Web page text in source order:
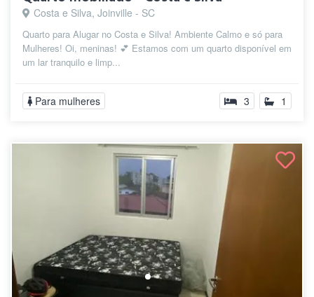
Costa e Silva, Joinville - SC
Quarto para Alugar no Costa e Silva! Ambiente Calmo e só para
Mulheres! Oi, meninas! 💕 Estamos com um quarto disponível em
um lar tranquilo e limp...
Para mulheres 3 1